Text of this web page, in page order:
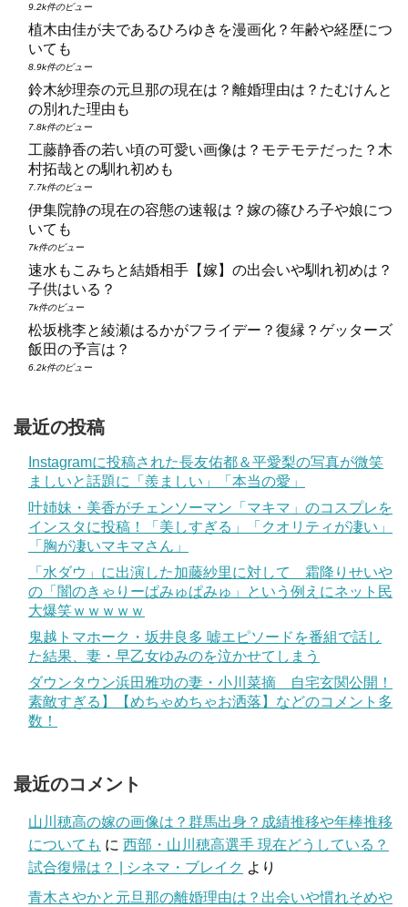
9.2k件のビュー
植木由佳が夫であるひろゆきを漫画化？年齢や経歴につ
いても
8.9k件のビュー
鈴木紗理奈の元旦那の現在は？離婚理由は？たむけんと
の別れた理由も
7.8k件のビュー
工藤静香の若い頃の可愛い画像は？モテモテだった？木
村拓哉との馴れ初めも
7.7k件のビュー
伊集院静の現在の容態の速報は？嫁の篠ひろ子や娘につ
いても
7k件のビュー
速水もこみちと結婚相手【嫁】の出会いや馴れ初めは？
子供はいる？
7k件のビュー
松坂桃李と綾瀬はるかがフライデー？復縁？ゲッターズ
飯田の予言は？
6.2k件のビュー
最近の投稿
Instagramに投稿された長友佑都＆平愛梨の写真が微笑
ましいと話題に「羨ましい」「本当の愛」
叶姉妹・美香がチェンソーマン「マキマ」のコスプレを
インスタに投稿！「美しすぎる」「クオリティが凄い」
「胸が凄いマキマさん」
「水ダウ」に出演した加藤紗里に対して 霜降りせいや
の「闇のきゃりーぱみゅぱみゅ」という例えにネット民
大爆笑ｗｗｗｗｗ
鬼越トマホーク・坂井良多 嘘エピソードを番組で話し
た結果、妻・早乙女ゆみのを泣かせてしまう
ダウンタウン浜田雅功の妻・小川菜摘 自宅玄関公開！
素敵すぎる】【めちゃめちゃお洒落】などのコメント多
数！
最近のコメント
山川穂高の嫁の画像は？群馬出身？成績推移や年棒推移
についても に 西部・山川穂高選手 現在どうしている？
試合復帰は？ | シネマ・ブレイク より
青木さやかと元旦那の離婚理由は？出会いや慣れそめや